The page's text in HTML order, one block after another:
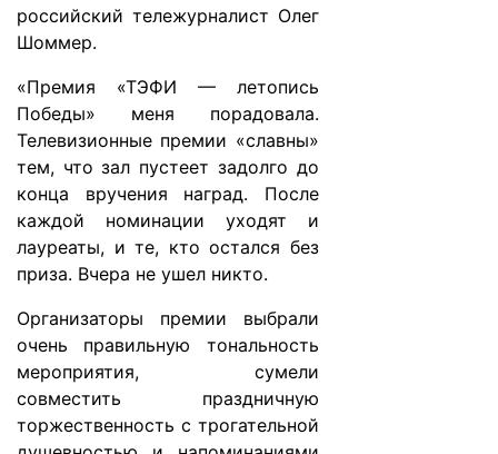
российский тележурналист Олег
Шоммер.
«Премия «ТЭФИ — летопись
Победы» меня порадовала.
Телевизионные премии «славны»
тем, что зал пустеет задолго до
конца вручения наград. После
каждой номинации уходят и
лауреаты, и те, кто остался без
приза. Вчера не ушел никто.
Организаторы премии выбрали
очень правильную тональность
мероприятия, сумели
совместить праздничную
торжественность с трогательной